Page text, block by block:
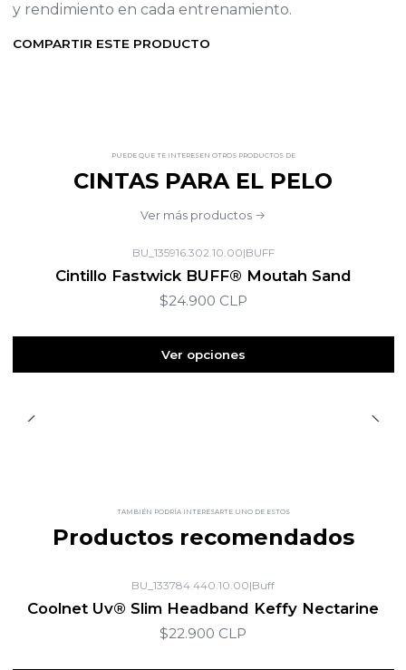
y rendimiento en cada entrenamiento.
COMPARTIR ESTE PRODUCTO
PUEDE QUE TE INTERESEN OTROS PRODUCTOS DE
CINTAS PARA EL PELO
Ver más productos
BU_135916.302.10.00|BUFF
Cintillo Fastwick BUFF® Moutah Sand
$24.900 CLP
Ver opciones
TAMBIÉN PODRÍA INTERESARTE UNO DE ESTOS
Productos recomendados
BU_133784.440.10.00|Buff
Coolnet Uv® Slim Headband Keffy Nectarine
$22.900 CLP